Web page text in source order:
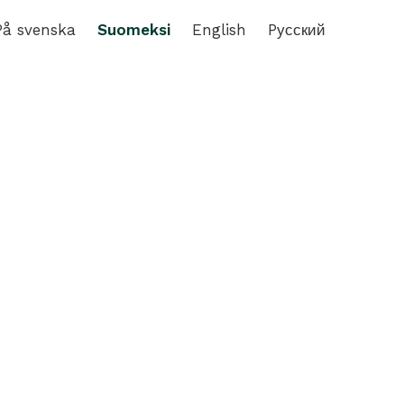
svenska Suomeksi English Pусский